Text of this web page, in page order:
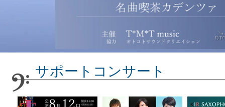
​サポートコンサート